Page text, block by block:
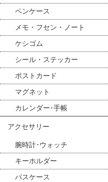
ペンケース
メモ・フセン・ノート
ケシゴム
シール・ステッカー
ポストカード
マグネット
カレンダー･手帳
アクセサリー
腕時計･ウォッチ
キーホルダー
パスケース